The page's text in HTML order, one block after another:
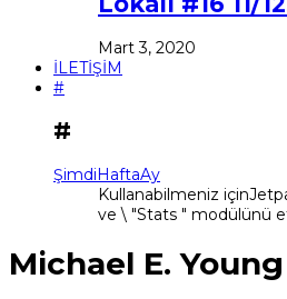
Mart 3, 2020
İLETİŞİM
#
#
ŞimdiHaftaAy
Kullanabilmeniz
ve \ "Stats " modülünü
Michael E. Young